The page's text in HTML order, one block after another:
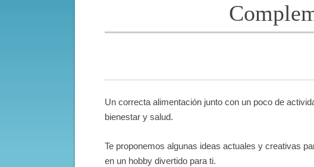
Un correcta alimentación junto con un poco de
bienestar y salud.
Te proponemos algunas ideas actuales y creativas
en un hobby divertido para ti.